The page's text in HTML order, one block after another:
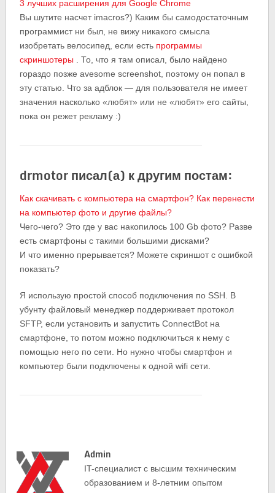
3 лучших расширения для Google Chrome
Вы шутите насчет imacros?) Каким бы самодостаточным
программист ни был, не вижу никакого смысла
изобретать велосипед, если есть программы
скриншотеры . То, что я там описал, было найдено
гораздо позже avesome screenshot, поэтому он попал в
эту статью. Что за адблок — для пользователя не имеет
значения насколько «любят» или не «любят» его сайты,
пока он режет рекламу :)
drmotor писал(а) к другим постам:
Как скачивать с компьютера на смартфон? Как перенести
на компьютер фото и другие файлы?
Чего-чего? Это где у вас накопилось 100 Gb фото? Разве
есть смартфоны с такими большими дисками?
И что именно прерывается? Можете скриншот с ошибкой
показать?
Я использую простой способ подключения по SSH. В
убунту файловый менеджер поддерживает протокол
SFTP, если установить и запустить ConnectBot на
смартфоне, то потом можно подключиться к нему с
помощью него по сети. Но нужно чтобы смартфон и
компьютер были подключены к одной wifi сети.
Admin
IT-cпециалист с высшим техническим
образованием и 8-летним опытом